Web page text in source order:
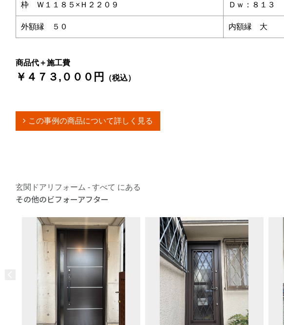
枠 Ｗ１１８５×Ｈ２２０９ Ｄｗ：８１３
外額縁 ５０ 内額縁 大
商品代＋施工費
￥４７３,０００円 （税込）
この事例の商品について詳しく見る
玄関ドアリフォーム - すべて にある
その他のビフォーアフター